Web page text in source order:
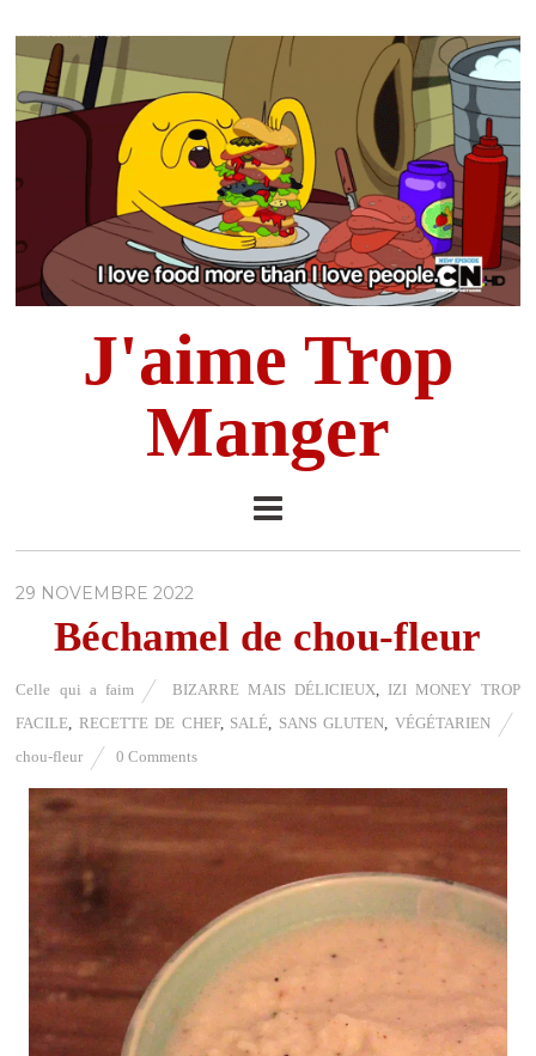
J'aime Trop
Manger
29 NOVEMBRE 2022
Béchamel de chou-fleur
Celle qui a faim BIZARRE MAIS DÉLICIEUX
IZI MONEY TROP
FACILE RECETTE DE CHEF, SALÉ SANS GLUTEN VÉGÉTARIEN
chou-fleur
0 Comments